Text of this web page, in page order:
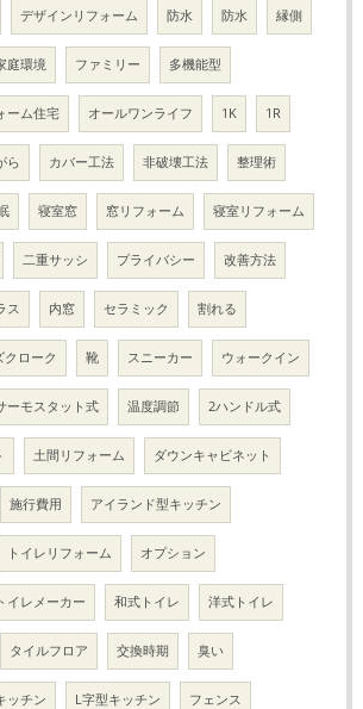
デザインリフォーム 防水 防水 縁側
庭環境 ファミリー 多機能型
ーム住宅 オールワンライフ 1K 1R
ら カバー工法 非破壊工法 整理術
寝室窓 窓リフォーム 寝室リフォーム
二重サッシ プライバシー 改善方法
ス 内窓 セラミック 割れる
ローク 靴 スニーカー ウォークイン
ーモスタット式 温度調節 2ハンドル式
土間リフォーム ダウンキャビネット
施行費用 アイランド型キッチン
トイレリフォーム オプション
トイレメーカー 和式トイレ 洋式トイレ
タイルフロア 交換時期 臭い
ッチン L字型キッチン フェンス